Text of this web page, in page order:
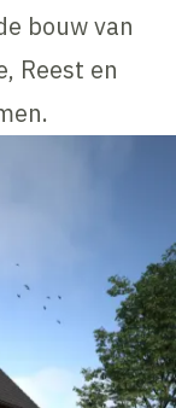
bouw van
Reest en